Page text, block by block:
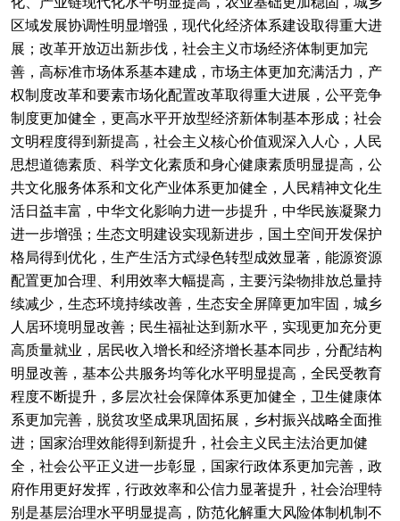
区域发展协调性明显增强，现代化经济体系建设取得重大进
展；改革开放迈出新步伐，社会主义市场经济体制更加完
善，高标准市场体系基本建成，市场主体更加充满活力，产
权制度改革和要素市场化配置改革取得重大进展，公平竞争
制度更加健全，更高水平开放型经济新体制基本形成；社会
文明程度得到新提高，社会主义核心价值观深入人心，人民
思想道德素质、科学文化素质和身心健康素质明显提高，公
共文化服务体系和文化产业体系更加健全，人民精神文化生
活日益丰富，中华文化影响力进一步提升，中华民族凝聚力
进一步增强；生态文明建设实现新进步，国土空间开发保护
格局得到优化，生产生活方式绿色转型成效显著，能源资源
配置更加合理、利用效率大幅提高，主要污染物排放总量持
续减少，生态环境持续改善，生态安全屏障更加牢固，城乡
人居环境明显改善；民生福祉达到新水平，实现更加充分更
高质量就业，居民收入增长和经济增长基本同步，分配结构
明显改善，基本公共服务均等化水平明显提高，全民受教育
程度不断提升，多层次社会保障体系更加健全，卫生健康体
系更加完善，脱贫攻坚成果巩固拓展，乡村振兴战略全面推
进；国家治理效能得到新提升，社会主义民主法治更加健
全，社会公平正义进一步彰显，国家行政体系更加完善，政
府作用更好发挥，行政效率和公信力显著提升，社会治理特
别是基层治理水平明显提高，防范化解重大风险体制机制不